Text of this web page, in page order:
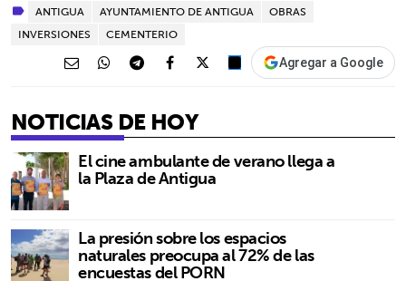
ANTIGUA AYUNTAMIENTO DE ANTIGUA
OBRAS
INVERSIONES
CEMENTERIO
Agregar a Google
NOTICIAS DE HOY
El cine ambulante de verano llega a
la Plaza de Antigua
La presión sobre los espacios
naturales preocupa al 72% de las
encuestas del PORN